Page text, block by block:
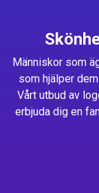
Människor som
som hjälper
Vårt utbud av
erbjuda dig en